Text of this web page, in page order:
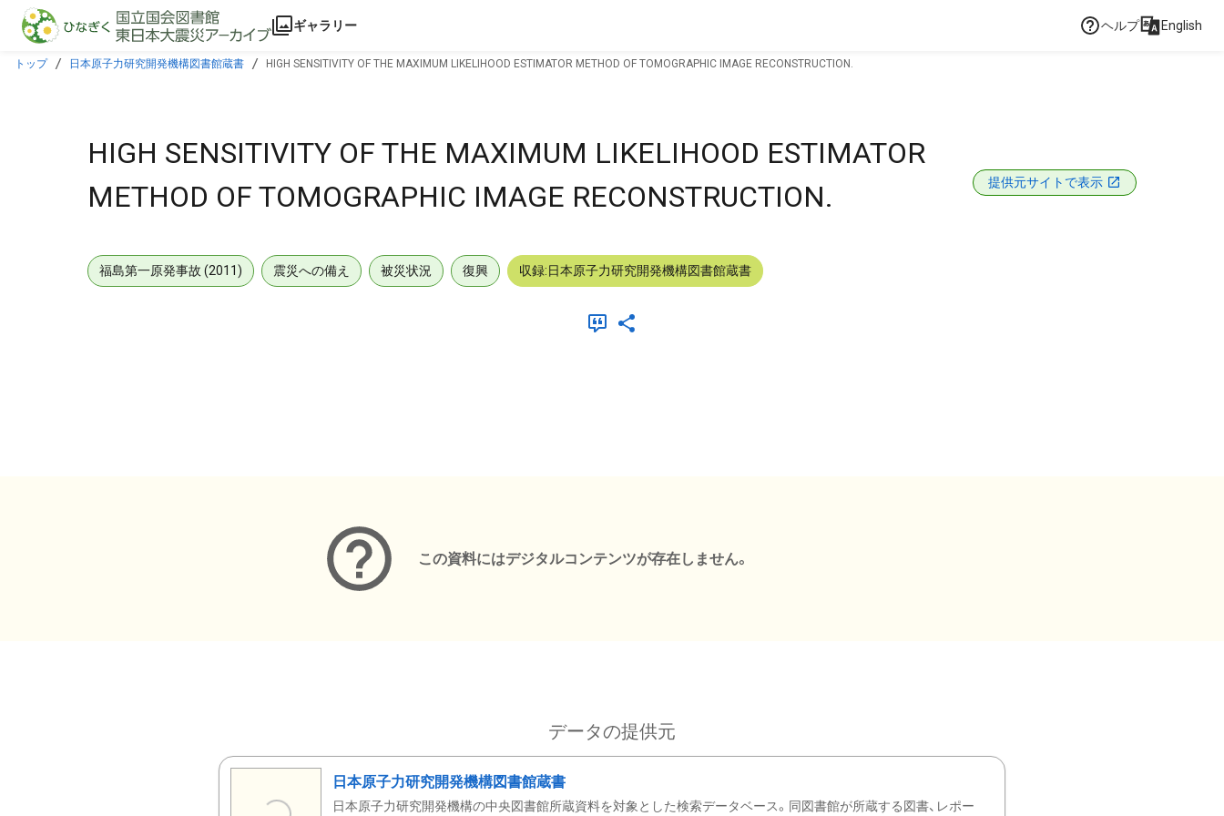
本文に飛ぶ
ギャラリー ヘルプ English
トップ 日本原子力研究開発機構図書館蔵書 HIGH SENSITIVITY OF THE MAXIMUM LIKELIHOOD ESTIMATOR METHOD OF TOMOGRAPHIC IMAGE RECONSTRUCTION.
HIGH SENSITIVITY OF THE MAXIMUM LIKELIHOOD ESTIMATOR
METHOD OF TOMOGRAPHIC IMAGE RECONSTRUCTION.
提供元サイトで表示
福島第一原発事故 (2011) 震災への備え 被災状況 復興 収録:日本原子力研究開発機構図書館蔵書
この資料にはデジタルコンテンツが存在しません。
データの提供元
日本原子力研究開発機構図書館蔵書
日本原子力研究開発機構の中央図書館所蔵資料を対象とした検索データベース。同図書館が所蔵する図書、レポー